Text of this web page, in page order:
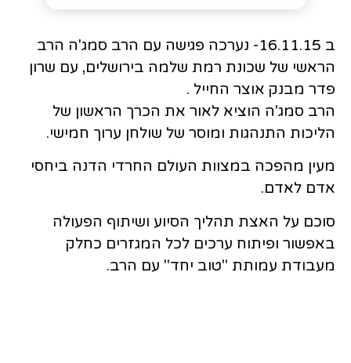
ב 16.11.15- נערכה פגישה עם הרב סמג'ה הרב
הראשי של שכונת רמת שלמה בירושלים, עם שרון
פדר מבנק אוצר החייל .
הרב סמג'ה הוציא לאור את הכרך הראשון של
הליכות התנהגות ומוסר של שולחן ערוך חמישי.
מעין מהפכה במצוות העולם החרדי הדנה ביחסי
אדם לאדם.
סוכם על האצת תהליך הסיוע ושיתוף הפעולה
באפשור ופיתוח ערכים לכל המגזרים כחלק
מעבודת עמותת "טוב יחד" עם הרב.